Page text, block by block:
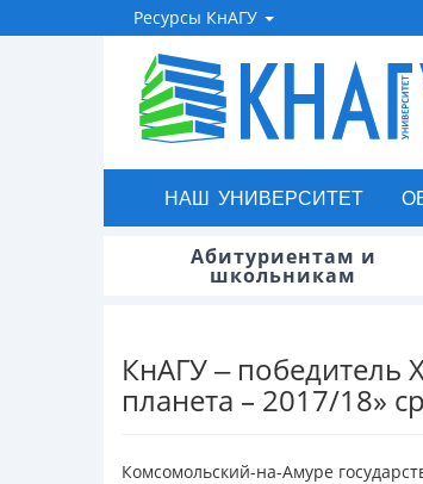
Ресурсы КнАГУ
НАШ УНИВЕРСИТЕТ
Абитуриентам и
школьникам
КнАГУ ‒
планета – 2017/18»
Комсомольский-на-Амуре